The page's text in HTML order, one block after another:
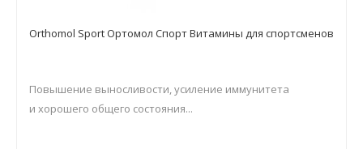
Orthomol Sport Ортомол Спорт Витамины для спортсменов
Повышение выносливости, усиление иммунитета
и хорошего общего состояния...